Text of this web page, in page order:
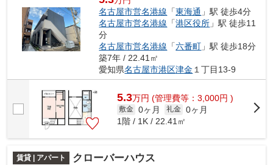
名古屋市営名港線 「東海通 」駅 徒歩4分
名古屋市営名港線 「港区役所 」駅 徒歩11
分
名古屋市営名港線 「六番町 」駅 徒歩18分
築7年 / 22.41㎡
愛知県名古屋市港区津金 １丁目13-9
5.3万円 (管理費等：3,000円 )
敷金 0ヶ月 礼金 0ヶ月
1階 / 1K / 22.41㎡
賃貸 | アパート クローバーハウス